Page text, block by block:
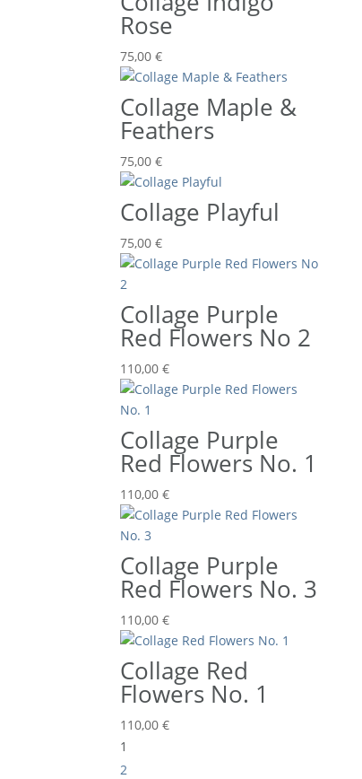
Rose
75,00€
Collage Maple &
Feathers
75,00€
Collage Playful
75,00€
Collage Purple
Red Flowers No 2
110,00€
Collage Purple
Red Flowers No. 1
110,00€
Collage Purple
Red Flowers No. 3
110,00€
Collage Red
Flowers No. 1
110,00€
1
2